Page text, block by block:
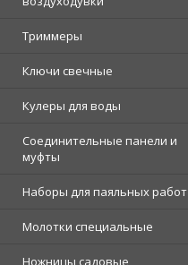
Триммеры
Ключи свечные
Кулеры для воды
Соединительные панели и
муфты
Наборы для паяльных работ
Молотки специальные
Ножницы садовые